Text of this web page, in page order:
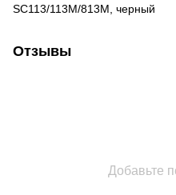
SC113/113M/813M, черный
Отзывы
Добавьте